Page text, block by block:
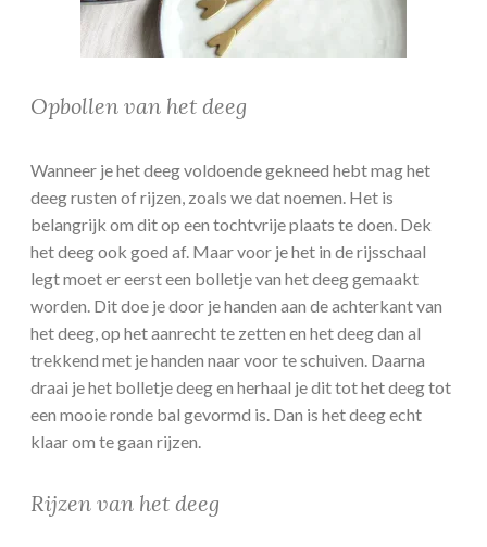
Opbollen van het deeg
Wanneer je het deeg voldoende gekneed hebt mag het
deeg rusten of rijzen, zoals we dat noemen. Het is
belangrijk om dit op een tochtvrije plaats te doen. Dek
het deeg ook goed af. Maar voor je het in de rijsschaal
legt moet er eerst een bolletje van het deeg gemaakt
worden. Dit doe je door je handen aan de achterkant van
het deeg, op het aanrecht te zetten en het deeg dan al
trekkend met je handen naar voor te schuiven. Daarna
draai je het bolletje deeg en herhaal je dit tot het deeg tot
een mooie ronde bal gevormd is. Dan is het deeg echt
klaar om te gaan rijzen.
Rijzen van het deeg